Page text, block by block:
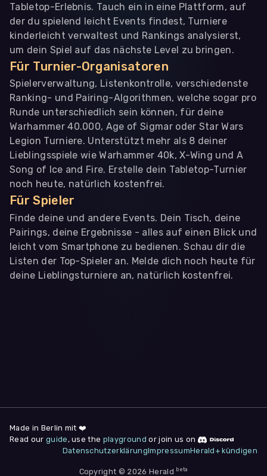
Tabletop-Erlebnis. Tauch ein in eine Plattform, auf
der du spielend leicht Events findest, Turniere
kinderleicht verwaltest und Rankings analysierst,
um dein Spiel auf das nächste Level zu bringen.
Für Turnier-Organisatoren
Spielerverwaltung, Listenkontrolle, verschiedenste
Ranking- und Pairing-Algorithmen, welche sogar pro
Runde unterschiedlich sein können, für deine
Warhammer 40.000, Age of Sigmar oder Star Wars
Legion Turniere. Unterstützt mehr als 8 deiner
Lieblingsspiele wie Warhammer 40k, X-Wing und A
Song of Ice and Fire. Erstelle dein Tabletop-Turnier
noch heute, natürlich kostenfrei.
Für Spieler
Finde deine und andere Events. Dein Tisch, deine
Pairings, deine Ergebnisse - alles auf einen Blick und
leicht vom Smartphone zu bedienen. Schau dir die
Listen der Top-Spieler an. Melde dich noch heute für
deine Lieblingsturniere an, natürlich kostenfrei.
deine Zustimmung jederzeit unter "
am Seitenende widerrufen.
Nur notwendige
Made in Berlin mit ❤️
Read our guide , use the playground or join us on
DatenschutzerklärungImpressumHerald+ kündigen
Copyright © 2026 Herald beta